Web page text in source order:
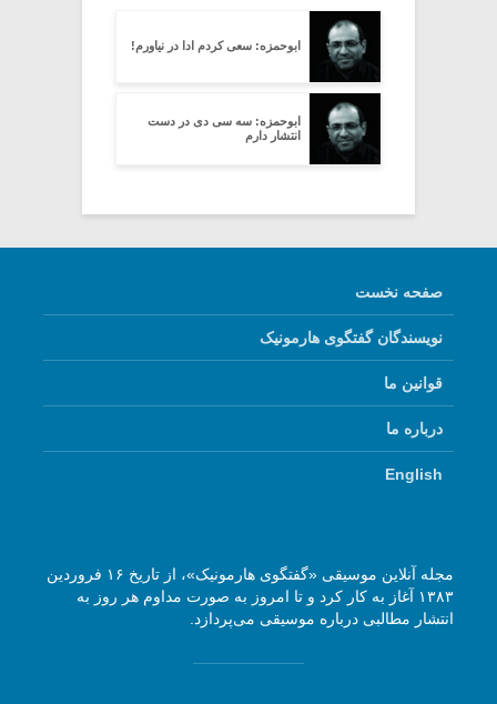
ابوحمزه: سعی کردم ادا در نیاورم!
ابوحمزه: سه سی دی در دست
انتشار دارم
صفحه نخست
نویسندگان گفتگوی هارمونیک
قوانین ما
درباره ما
English
مجله آنلاین موسیقی «گفتگوی هارمونیک»، از تاریخ ۱۶ فروردین
۱۳۸۳ آغاز به کار کرد و تا امروز به صورت مداوم هر روز به
انتشار مطالبی درباره موسیقی می‌پردازد.